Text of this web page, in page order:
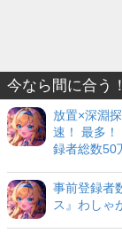
今なら間に合う
放置×深淵
速！ 最多！
録者総数50
事前登録者
ス』わしゃ